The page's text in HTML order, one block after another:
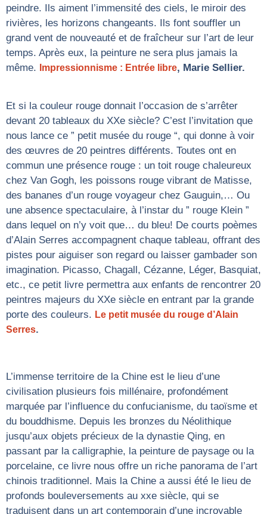
peindre. Ils aiment l’immensité des ciels, le miroir des
rivières, les horizons changeants. Ils font souffler un
grand vent de nouveauté et de fraîcheur sur l’art de leur
temps. Après eux, la peinture ne sera plus jamais la
même.
Impressionnisme : Entrée libre, Marie Sellier.
Et si la couleur rouge donnait l’occasion de s’arrêter
devant 20 tableaux du XXe siècle? C’est l’invitation que
nous lance ce ” petit musée du rouge “, qui donne à voir
des œuvres de 20 peintres différents. Toutes ont en
commun une présence rouge : un toit rouge chaleureux
chez Van Gogh, les poissons rouge vibrant de Matisse,
des bananes d’un rouge voyageur chez Gauguin,… Ou
une absence spectaculaire, à l’instar du ” rouge Klein ”
dans lequel on n’y voit que… du bleu! De courts poèmes
d’Alain Serres accompagnent chaque tableau, offrant des
pistes pour aiguiser son regard ou laisser gambader son
imagination. Picasso, Chagall, Cézanne, Léger, Basquiat,
etc., ce petit livre permettra aux enfants de rencontrer 20
peintres majeurs du XXe siècle en entrant par la grande
porte des couleurs. Le petit musée du rouge d’Alain
Serres.
L’immense territoire de la Chine est le lieu d’une
civilisation plusieurs fois millénaire, profondément
marquée par l’influence du confucianisme, du taoïsme et
du bouddhisme. Depuis les bronzes du Néolithique
jusqu’aux objets précieux de la dynastie Qing, en
passant par la calligraphie, la peinture de paysage ou la
porcelaine, ce livre nous offre un riche panorama de l’art
chinois traditionnel. Mais la Chine a aussi été le lieu de
profonds bouleversements au xxe siècle, qui se
traduisent dans un art contemporain d’une incroyable